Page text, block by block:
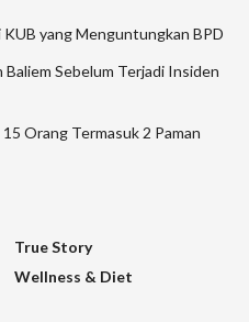
yang Menguntungkan BPD
Sebelum Terjadi Insiden
Orang Termasuk 2 Paman
True Story
Wellness & Diet